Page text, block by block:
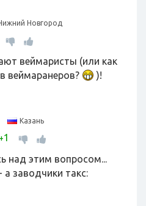
Новгород
веймаристы (или как
веймаранеров?
)!
Казань
+1
над этим вопросом...
заводчики такс: